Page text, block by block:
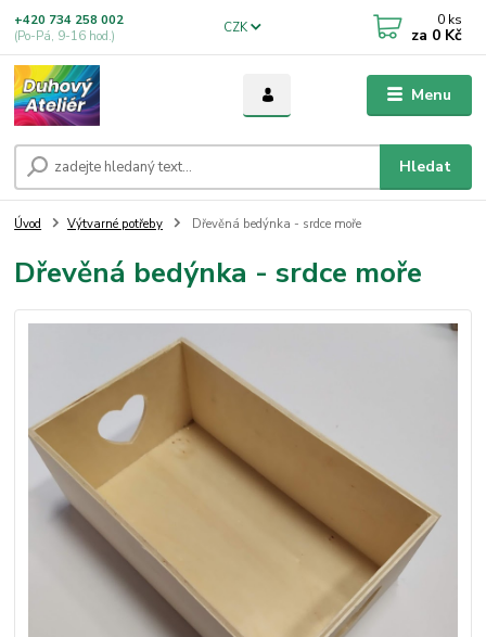
Menu
CZK
Hledat
+420 734 258 002
(Po-Pá, 9-16 hod.)
0 ks
za 0 Kč
Úvod Výtvarné potřeby Dřevěná bedýnka - srdce moře
Dřevěná bedýnka - srdce moře